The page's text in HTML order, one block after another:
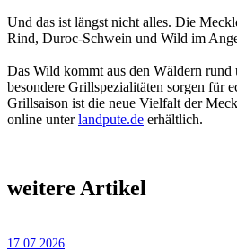
Und das ist längst nicht alles. Die
Rind, Duroc-Schwein und Wild im
Das Wild kommt aus den Wäldern
besondere Grillspezialitäten sorgen für
Grillsaison ist die neue Vielfalt der
online unterlandpute.de erhältlich.
weitere Artikel
17.07.2026